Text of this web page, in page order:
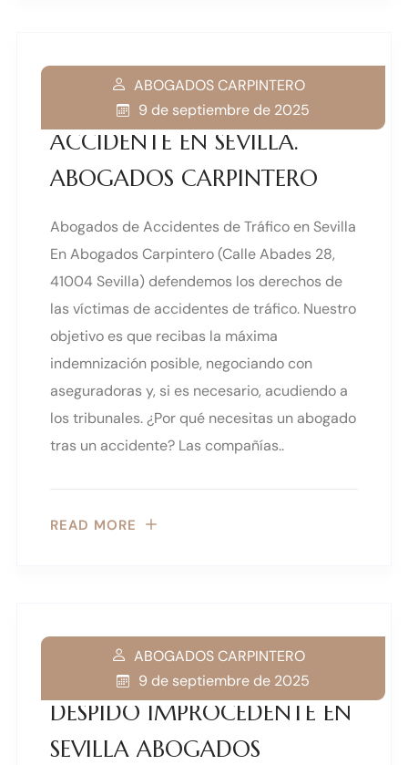
ACCIDENTE EN SEVILLA.
ABOGADOS CARPINTERO
ABOGADOS CARPINTERO
9 de septiembre de 2025
Abogados de Accidentes de Tráfico en Sevilla
En Abogados Carpintero (Calle Abades 28,
41004 Sevilla) defendemos los derechos de
las víctimas de accidentes de tráfico. Nuestro
objetivo es que recibas la máxima
indemnización posible, negociando con
aseguradoras y, si es necesario, acudiendo a
los tribunales. ¿Por qué necesitas un abogado
tras un accidente? Las compañías..
READ MORE
DESPIDO IMPROCEDENTE EN
SEVILLA ABOGADOS
ABOGADOS CARPINTERO
9 de septiembre de 2025